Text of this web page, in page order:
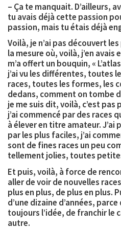
– Ça te manquait. D’ailleurs,
tu avais déjà cette passion
passion, mais tu étais déjà
Voilà, je n’ai pas découvert
la mesure où, voilà, j’en avais
m’a offert un bouquin, «
j’ai vu les différentes, toutes
races, toutes les formes, les
dedans, comment on tombe
je me suis dit, voilà, c’est
j’ai commencé par des races
à élever en titre amateur.
par les plus faciles, j’ai
sont de fines races un peu
tellement jolies, toutes
Et puis, voilà, à force de
aller de voir de nouvelles
plus en plus, de plus en plus.
d’une dizaine d’années,
toujours l’idée, de franchir le
autre.